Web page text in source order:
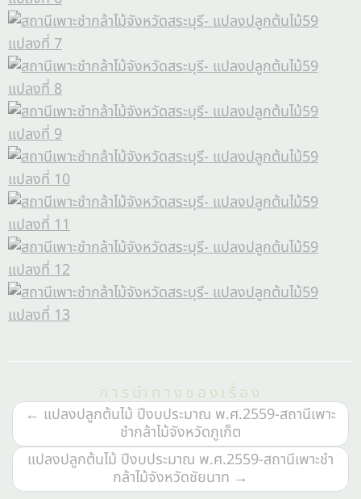
การนำทางของเรื่อง
← แปลงปลูกต้นไม้ ปีงบประมาณ พ.ศ.2559-สถานีเพาะ
ชำกล้าไม้จังหวัดภูเก็ต
แปลงปลูกต้นไม้ ปีงบประมาณ พ.ศ.2559-สถานีเพาะชำ
กล้าไม้จังหวัดชัยนาท →